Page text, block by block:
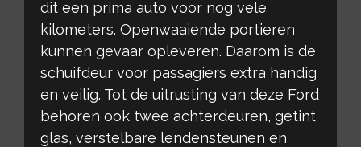
dit een prima auto voor nog vele
kilometers. Openwaaiende portieren
kunnen gevaar opleveren. Daarom is de
schuifdeur voor passagiers extra handig
en veilig. Tot de uitrusting van deze Ford
behoren ook twee achterdeuren, getint
glas, verstelbare lendensteunen en